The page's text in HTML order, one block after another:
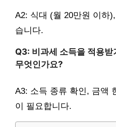
A2: 식대 (월 20만원 이하
습니다.
Q3: 비과세 소득을 적용
무엇인가요?
A3: 소득 종류 확인, 금액
이 필요합니다.